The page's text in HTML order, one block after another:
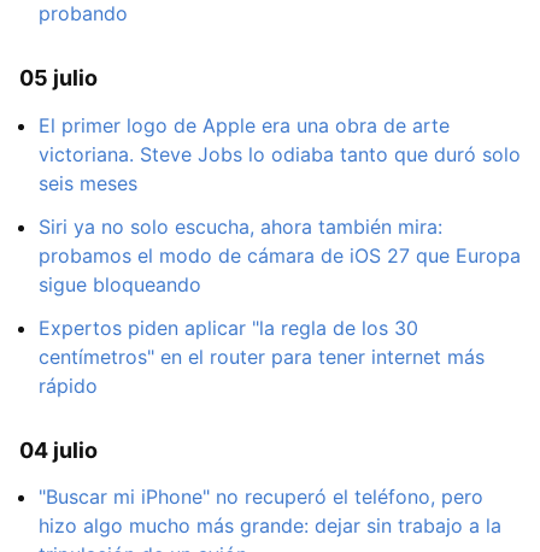
probando
05 julio
El primer logo de Apple era una obra de arte
victoriana. Steve Jobs lo odiaba tanto que duró solo
seis meses
Siri ya no solo escucha, ahora también mira:
probamos el modo de cámara de iOS 27 que Europa
sigue bloqueando
Expertos piden aplicar "la regla de los 30
centímetros" en el router para tener internet más
rápido
04 julio
"Buscar mi iPhone" no recuperó el teléfono, pero
hizo algo mucho más grande: dejar sin trabajo a la